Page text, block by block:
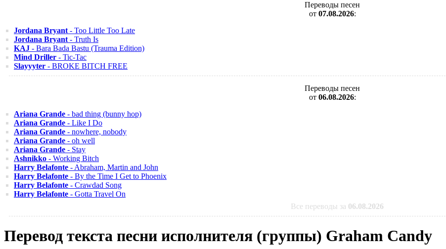
Переводы песен
от 07.08.2026:
Jordana Bryant - Too Little Too Late
Jordana Bryant - Truth Is
KAJ - Bara Bada Bastu (Trauma Edition)
Mind Driller - Tic-Tac
Slayyyter - BROKE BITCH FREE
Переводы песен
от 06.08.2026:
Ariana Grande - bad thing (bunny hop)
Ariana Grande - Like I Do
Ariana Grande - nowhere, nobody
Ariana Grande - oh well
Ariana Grande - Stay
Ashnikko - Working Bitch
Harry Belafonte - Abraham, Martin and John
Harry Belafonte - By the Time I Get to Phoenix
Harry Belafonte - Crawdad Song
Harry Belafonte - Gotta Travel On
Все переводы за 06.08.2026
Перевод текста песни исполнителя (группы) Graham Candy